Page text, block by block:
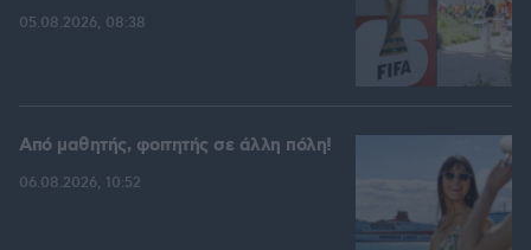
05.08.2026, 08:38
Από μαθητής, φοιτητής σε άλλη πόλη!
06.08.2026, 10:52